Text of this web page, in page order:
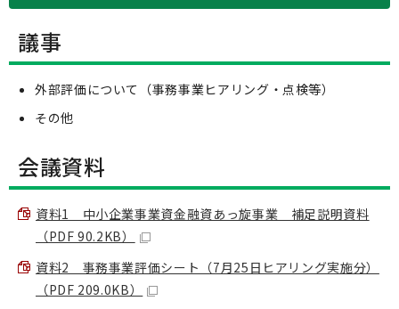
議事
外部評価について（事務事業ヒアリング・点検等）
その他
会議資料
資料1 中小企業事業資金融資あっ旋事業 補足説明資料
（PDF 90.2KB）
資料2 事務事業評価シート（7月25日ヒアリング実施分）
（PDF 209.0KB）